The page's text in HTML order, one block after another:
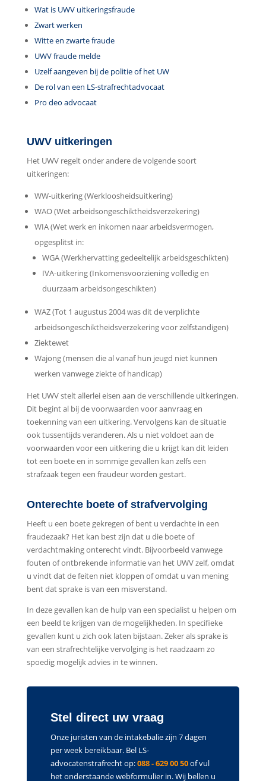
Wat is UWV uitkeringsfraude
Zwart werken
Witte en zwarte fraude
UWV fraude melde
Uzelf aangeven bij de politie of het UW
De rol van een LS-strafrechtadvocaat
Pro deo advocaat
UWV uitkeringen
Het UWV regelt onder andere de volgende soort
uitkeringen:
WW-uitkering (Werkloosheidsuitkering)
WAO (Wet arbeidsongeschiktheidsverzekering)
WIA (Wet werk en inkomen naar arbeidsvermogen,
opgesplitst in:
WGA (Werkhervatting gedeeltelijk arbeidsgeschikten)
IVA-uitkering (Inkomensvoorziening volledig en
duurzaam arbeidsongeschikten)
WAZ (Tot 1 augustus 2004 was dit de verplichte
arbeidsongeschiktheidsverzekering voor zelfstandigen)
Ziektewet
Wajong (mensen die al vanaf hun jeugd niet kunnen
werken vanwege ziekte of handicap)
Het UWV stelt allerlei eisen aan de verschillende uitkeringen.
Dit begint al bij de voorwaarden voor aanvraag en
toekenning van een uitkering. Vervolgens kan de situatie
ook tussentijds veranderen. Als u niet voldoet aan de
voorwaarden voor een uitkering die u krijgt kan dit leiden
tot een boete en in sommige gevallen kan zelfs een
strafzaak tegen een fraudeur worden gestart.
Onterechte boete of strafvervolging
Heeft u een boete gekregen of bent u verdachte in een
fraudezaak? Het kan best zijn dat u die boete of
verdachtmaking onterecht vindt. Bijvoorbeeld vanwege
fouten of ontbrekende informatie van het UWV zelf, omdat
u vindt dat de feiten niet kloppen of omdat u van mening
bent dat sprake is van een misverstand.
In deze gevallen kan de hulp van een specialist u helpen om
een beeld te krijgen van de mogelijkheden. In specifieke
gevallen kunt u zich ook laten bijstaan. Zeker als sprake is
van een strafrechtelijke vervolging is het raadzaam zo
spoedig mogelijk advies in te winnen.
Stel direct uw vraag
Onze juristen van de intakebalie zijn 7 dagen
per week bereikbaar. Bel LS-
advocatenstrafrecht op:088 - 629 00 50of vul
het onderstaande webformulier in. Wij bellen u